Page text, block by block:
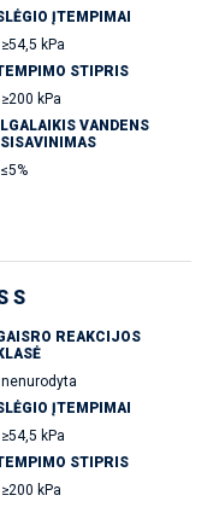
ĮTEMPIMAI
≥54,5 kPa
STIPRIS
≥200 kPa
ILGALAIKIS VANDENS
≤5%
S
REAKCIJOS
KLASĖ
nenurodyta
ĮTEMPIMAI
≥54,5 kPa
STIPRIS
≥200 kPa